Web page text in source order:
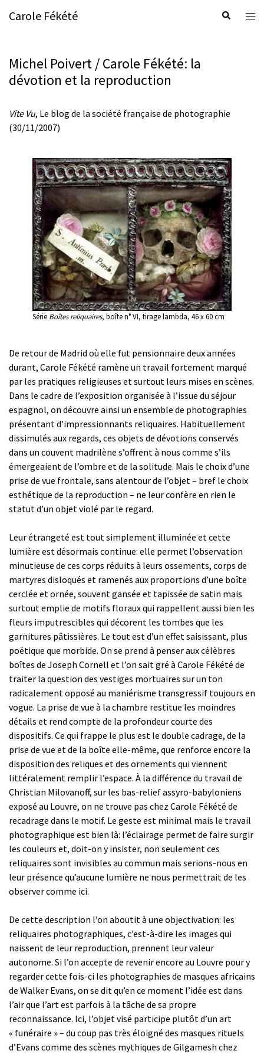
Carole Fékété Search
Michel Poivert / Carole Fékété: la
dévotion et la reproduction
Vite Vu, Le blog de la société française de photographie
(30/11/2007)
Série Boîtes reliquaires, boîte n° VI, tirage lambda, 46 x 60 cm
De retour de Madrid où elle fut pensionnaire deux années
durant, Carole Fékété ramène un travail fortement marqué
par les pratiques religieuses et surtout leurs mises en scènes.
Dans le cadre de l’exposition organisée à l’issue du séjour
espagnol, on découvre ainsi un ensemble de photographies
présentant d’impressionnants reliquaires. Habituellement
dissimulés aux regards, ces objets de dévotions conservés
dans un couvent madrilène s’offrent à nous comme s’ils
émergeaient de l’ombre et de la solitude. Mais le choix d’une
prise de vue frontale, sans alentour de l’objet – bref le choix
esthétique de la reproduction – ne leur confère en rien le
statut d’un objet violé par le regard.
Leur étrangeté est tout simplement illuminée et cette
lumière est désormais continue: elle permet l’observation
minutieuse de ces corps réduits à leurs ossements, corps de
martyres disloqués et ramenés aux proportions d’une boîte
cerclée et ornée, souvent gansée et tapissée de satin mais
surtout emplie de motifs floraux qui rappellent aussi bien les
fleurs imputrescibles qui décorent les tombes que les
garnitures pâtissières. Le tout est d’un effet saisissant, plus
poétique que morbide. On se prend à penser aux célèbres
boîtes de Joseph Cornell et l’on sait gré à Carole Fékété de
traiter la question des vestiges mortuaires sur un ton
radicalement opposé au maniérisme transgressif toujours en
vogue. La prise de vue à la chambre restitue les moindres
détails et rend compte de la profondeur courte des
dispositifs. Ce qui frappe le plus est le double cadrage, de la
prise de vue et de la boîte elle-même, que renforce encore la
disposition des reliques et des ornements qui viennent
littéralement remplir l’espace. À la différence du travail de
Christian Milovanoff, sur les bas-relief assyro-babyloniens
exposé au Louvre, on ne trouve pas chez Carole Fékété de
recadrage dans le motif. Le geste est minimal mais le travail
photographique est bien là: l’éclairage permet de faire surgir
les couleurs et, doit-on y insister, non seulement ces
reliquaires sont invisibles au commun mais serions-nous en
leur présence qu’aucune lumière ne nous permettrait de les
observer comme ici.
De cette description l’on aboutit à une objectivation: les
reliquaires photographiques, c’est-à-dire les images qui
naissent de leur reproduction, prennent leur valeur
autonome. Si l’on accepte de revenir encore au Louvre pour y
regarder cette fois-ci les photographies de masques africains
de Walker Evans, on se dit qu’en ce moment l’idée est dans
l’air que l’art est parfois à la tâche de sa propre
reconnaissance. Ici, l’objet visé participe plutôt d’un art
« funéraire » – du coup pas très éloigné des masques rituels
d’Evans comme des scènes mythiques de Gilgamesh chez